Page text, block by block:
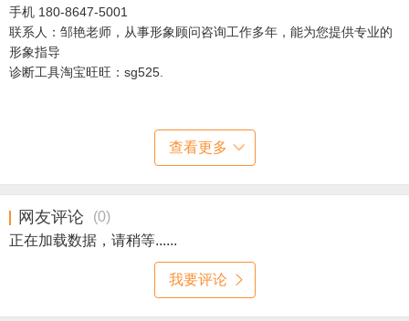
手机 180-8647-5001
联系人：邹艳老师，从事形象顾问咨询工作多年，能为您提供专业的
形象指导
诊断工具淘宝旺旺：sg525.
查看更多
网友评论 (0)
正在加载数据，请稍等......
我要评论